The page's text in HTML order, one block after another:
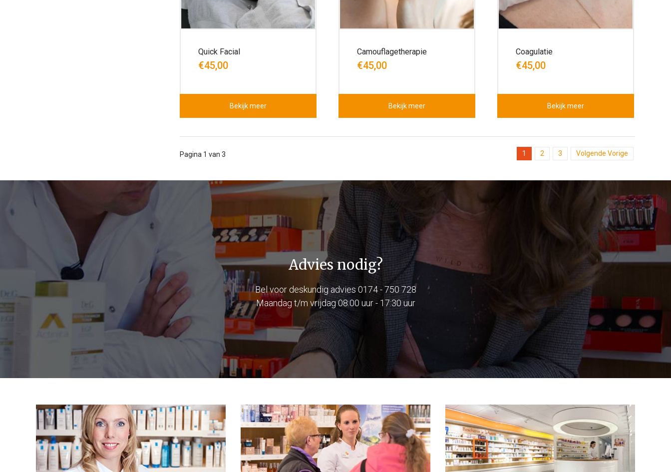
Quick Facial
€45,00
Bekijk meer
Camouflagetherapie
€45,00
Bekijk meer
Coagulatie
€45,00
Bekijk meer
Pagina 1 van 3 1 2 3 Volgende Vorige
Advies nodig?
Bel voor deskundig advies 0174 - 750 728
Maandag t/m vrijdag 08:00 uur - 17:30 uur